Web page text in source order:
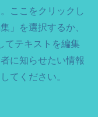
皆様と相談の上、
社員歓迎会」での組
、「当事者意識」の種
した。 活動の概要
は大きく2つありま
主催する某
ここをクリックし
」を選択するか、
てテキストを編集
に知らせたい情報
てください。